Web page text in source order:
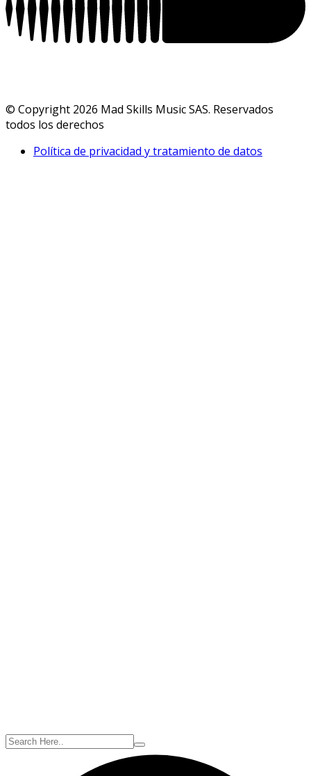
© Copyright 2026 Mad Skills Music SAS. Reservados
todos los derechos
Política de privacidad y tratamiento de datos